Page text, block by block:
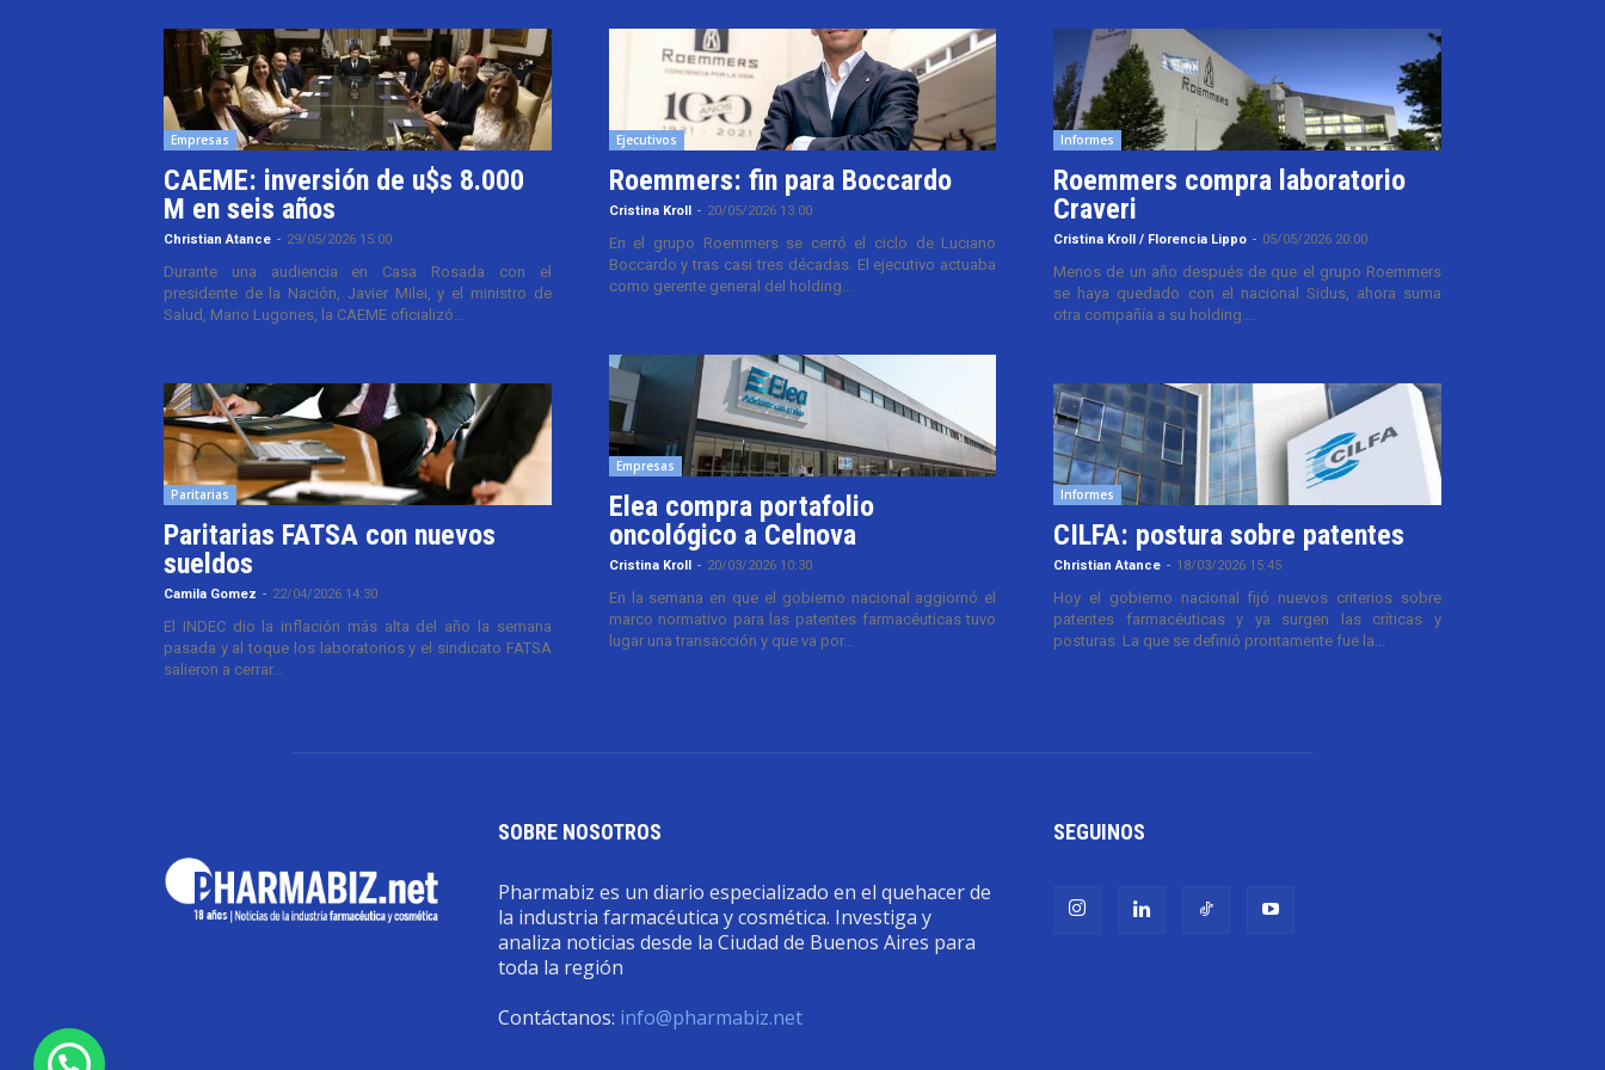
Empresas
CAEME: inversión de u$s 8.000
M en seis años
Christian Atance - 29/05/2026 15:00
Durante una audiencia en Casa Rosada con el
presidente de la Nación, Javier Milei, y el ministro de
Salud, Mario Lugones, la CAEME oficializó...
Paritarias
Paritarias FATSA con nuevos
sueldos
Camila Gomez - 22/04/2026 14:30
El INDEC dio la inflación más alta del año la semana
pasada y al toque los laboratorios y el sindicato FATSA
salieron a cerrar...
Ejecutivos
Roemmers: fin para Boccardo
Cristina Kroll - 20/05/2026 13:00
En el grupo Roemmers se cerró el ciclo de Luciano
Boccardo y tras casi tres décadas. El ejecutivo actuaba
como gerente general del holding...
Empresas
Elea compra portafolio
oncológico a Celnova
Cristina Kroll - 20/03/2026 10:30
En la semana en que el gobierno nacional aggiornó el
marco normativo para las patentes farmacéuticas tuvo
lugar una transacción y que va por...
Informes
Roemmers compra laboratorio
Craveri
Cristina Kroll / Florencia Lippo - 05/05/2026 20:00
Menos de un año después de que el grupo Roemmers
se haya quedado con el nacional Sidus, ahora suma
otra compañía a su holding....
Informes
CILFA: postura sobre patentes
Christian Atance - 18/03/2026 15:45
Hoy el gobierno nacional fijó nuevos criterios sobre
patentes farmacéuticas y ya surgen las críticas y
posturas. La que se definió prontamente fue la...
SOBRE NOSOTROS
Pharmabiz es un diario especializado en el quehacer de
la industria farmacéutica y cosmética. Investiga y
analiza noticias desde la Ciudad de Buenos Aires para
toda la región
Contáctanos: info@pharmabiz.net
SEGUINOS